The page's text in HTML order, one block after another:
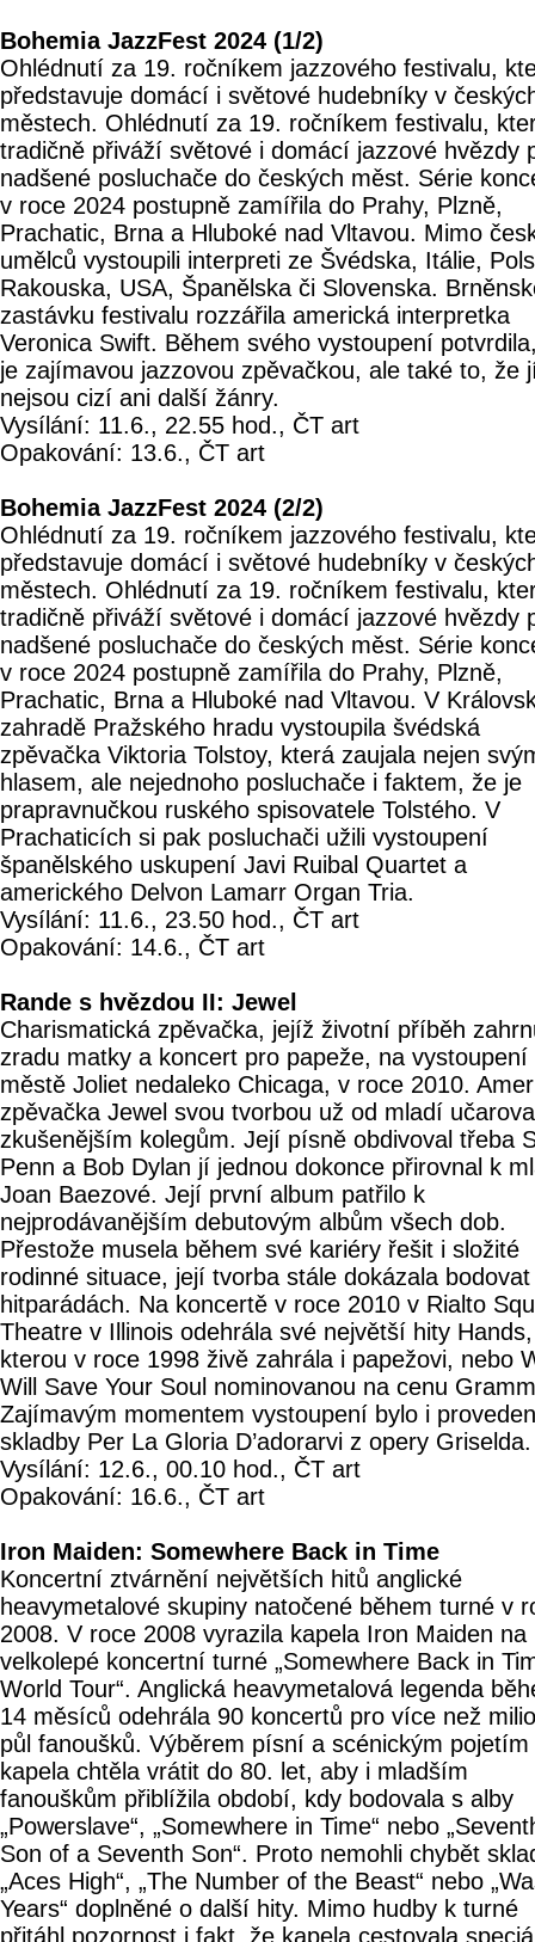
Bohemia JazzFest 2024 (1/2)
Ohlédnutí za 19. ročníkem jazzového festivalu,
představuje domácí i světové hudebníky v
městech. Ohlédnutí za 19. ročníkem festivalu,
tradičně přiváží světové i domácí jazzové hvězdy
nadšené posluchače do českých měst. Série
v roce 2024 postupně zamířila do Prahy, Plzně,
Prachatic, Brna a Hluboké nad Vltavou. Mimo
umělců vystoupili interpreti ze Švédska, Itálie,
Rakouska, USA, Španělska či Slovenska.
zastávku festivalu rozzářila americká interpretka
Veronica Swift. Během svého vystoupení
je zajímavou jazzovou zpěvačkou, ale také to, že
nejsou cizí ani další žánry.
Vysílání: 11.6., 22.55 hod., ČT art
Opakování: 13.6., ČT art
Bohemia JazzFest 2024 (2/2)
Ohlédnutí za 19. ročníkem jazzového festivalu,
představuje domácí i světové hudebníky v
městech. Ohlédnutí za 19. ročníkem festivalu,
tradičně přiváží světové i domácí jazzové hvězdy
nadšené posluchače do českých měst. Série
v roce 2024 postupně zamířila do Prahy, Plzně,
Prachatic, Brna a Hluboké nad Vltavou. V
zahradě Pražského hradu vystoupila švédská
zpěvačka Viktoria Tolstoy, která zaujala nejen
hlasem, ale nejednoho posluchače i faktem, že je
prapravnučkou ruského spisovatele Tolstého. V
Prachaticích si pak posluchači užili vystoupení
španělského uskupení Javi Ruibal Quartet a
amerického Delvon Lamarr Organ Tria.
Vysílání: 11.6., 23.50 hod., ČT art
Opakování: 14.6., ČT art
Rande s hvězdou II: Jewel
Charismatická zpěvačka, jejíž životní příběh
zradu matky a koncert pro papeže, na vystoupení
městě Joliet nedaleko Chicaga, v roce 2010.
zpěvačka Jewel svou tvorbou už od mladí
zkušenějším kolegům. Její písně obdivoval třeba
Penn a Bob Dylan jí jednou dokonce přirovnal k
Joan Baezové. Její první album patřilo k
nejprodávanějším debutovým albům všech dob.
Přestože musela během své kariéry řešit i složité
rodinné situace, její tvorba stále dokázala
hitparádách. Na koncertě v roce 2010 v Rialto
Theatre v Illinois odehrála své největší hity Hands,
kterou v roce 1998 živě zahrála i papežovi, nebo
Will Save Your Soul nominovanou na cenu
Zajímavým momentem vystoupení bylo i
skladby Per La Gloria D’adorarvi z opery Griselda.
Vysílání: 12.6., 00.10 hod., ČT art
Opakování: 16.6., ČT art
Iron Maiden: Somewhere Back in Time
Koncertní ztvárnění největších hitů anglické
heavymetalové skupiny natočené během turné v
2008. V roce 2008 vyrazila kapela Iron Maiden na
velkolepé koncertní turné „Somewhere Back in
World Tour“. Anglická heavymetalová legenda
14 měsíců odehrála 90 koncertů pro více než
půl fanoušků. Výběrem písní a scénickým pojetím
kapela chtěla vrátit do 80. let, aby i mladším
fanouškům přiblížila období, kdy bodovala s alby
„Powerslave“, „Somewhere in Time“ nebo
Son of a Seventh Son“. Proto nemohli chybět
„Aces High“, „The Number of the Beast“ nebo
Years“ doplněné o další hity. Mimo hudby k turné
přitáhl pozornost i fakt, že kapela cestovala